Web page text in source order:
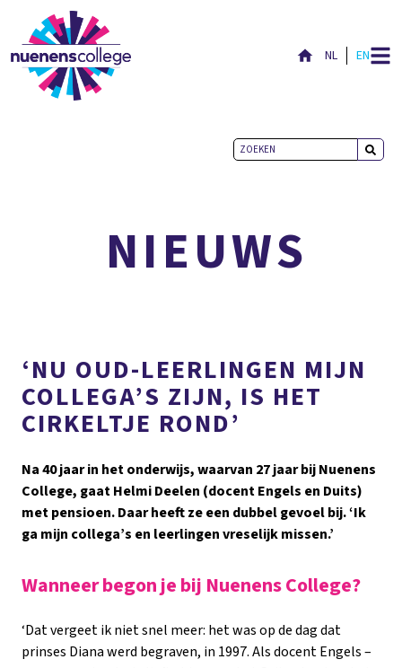
NL EN
ACTUEEL
NIEUWS
‘NU OUD-LEERLINGEN MIJN
COLLEGA’S ZIJN, IS HET
CIRKELTJE ROND’
Na 40 jaar in het onderwijs, waarvan 27 jaar bij Nuenens
College, gaat Helmi Deelen (docent Engels en Duits)
met pensioen. Daar heeft ze een dubbel gevoel bij. ‘Ik
ga mijn collega’s en leerlingen vreselijk missen.’
Wanneer begon je bij Nuenens College?
‘Dat vergeet ik niet snel meer: het was op de dag dat
prinses Diana werd begraven, in 1997. Als docent Engels –